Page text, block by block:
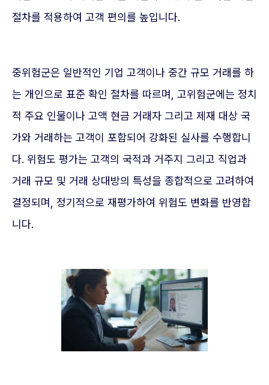
절차를 적용하여 고객 편의를 높입니다.
중위험군은 일반적인 기업 고객이나 중간 규모 거래를 하
는 개인으로 표준 확인 절차를 따르며, 고위험군에는 정치
적 주요 인물이나 고액 현금 거래자 그리고 제재 대상 국
가와 거래하는 고객이 포함되어 강화된 실사를 수행합니
다. 위험도 평가는 고객의 국적과 거주지 그리고 직업과
거래 규모 및 거래 상대방의 특성을 종합적으로 고려하여
결정되며, 정기적으로 재평가하여 위험도 변화를 반영합
니다.